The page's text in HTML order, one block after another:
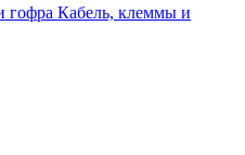
Кабель, клеммы и